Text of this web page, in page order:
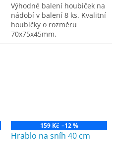
5
hvězdiček.
Výhodné balení houbiček na
nádobí v balení 8 ks. Kvalitní
houbičky o rozměru
70x75x45mm.
159 Kč –12 %
Hrablo na sníh 40 cm